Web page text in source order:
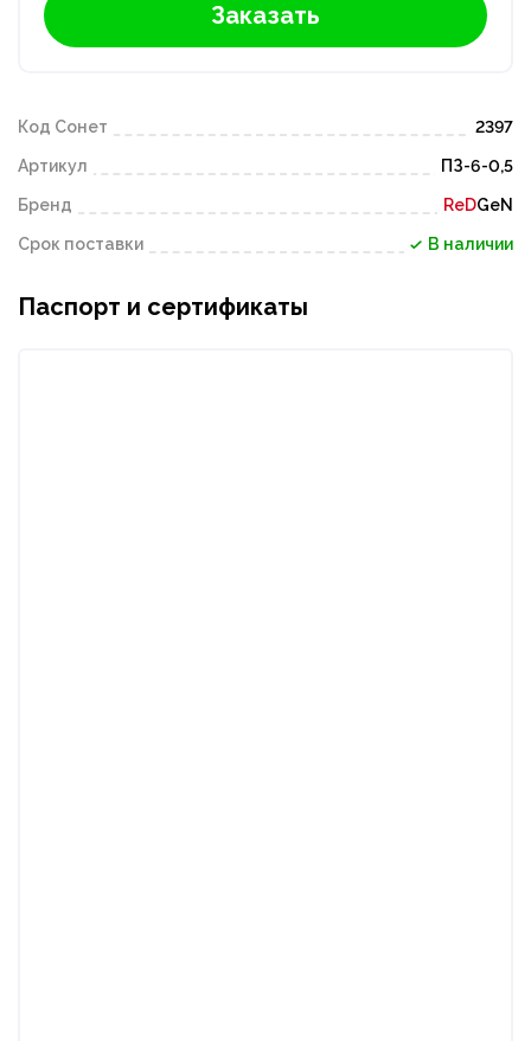
Заказать
Код Сонет 2397
Артикул ПЗ-6-0,5
Бренд ReDGeN
Срок поставки В наличии
Паспорт и сертификаты